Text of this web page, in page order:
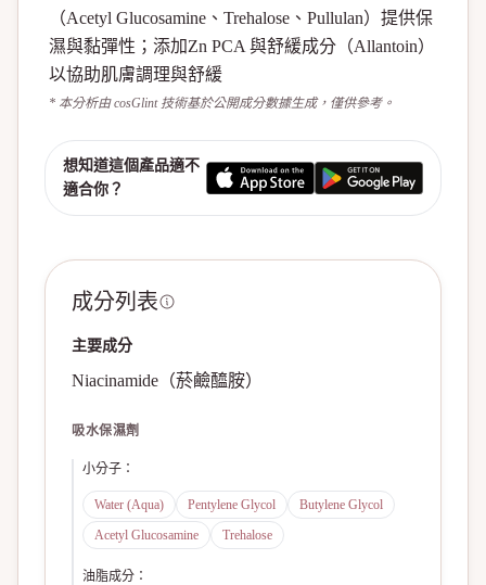
（Acetyl Glucosamine、Trehalose、Pullulan）提供保
濕與黏彈性；添加Zn PCA 與舒緩成分（Allantoin）
以協助肌膚調理與舒緩
* 本分析由 cosGlint 技術基於公開成分數據生成，僅供參考。
想知道這個產品適不
適合你？
成分列表
主要成分
Niacinamide（菸鹼醯胺）
吸水保濕劑
小分子 ：
Water (Aqua) Pentylene Glycol
Butylene Glycol
Acetyl Glucosamine
Trehalose
油脂成分 ：